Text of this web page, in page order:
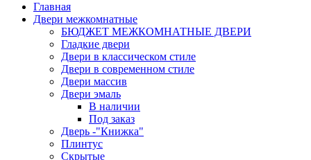
Главная
Двери межкомнатные
БЮДЖЕТ МЕЖКОМНАТНЫЕ ДВЕРИ
Гладкие двери
Двери в классическом стиле
Двери в современном стиле
Двери массив
Двери эмаль
В наличии
Под заказ
Дверь -"Книжка"
Плинтус
Скрытые